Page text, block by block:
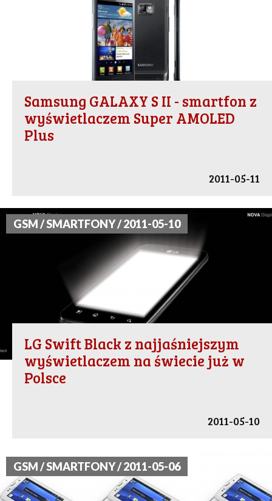
Samsung GALAXY S II - smartfon z
wyświetlaczem Super AMOLED
Plus
2011-05-11
GSM / SMARTFONY / 2011-05-10
LG Swift Black z najjaśniejszym
wyświetlaczem na świecie już w
Polsce
2011-05-10
GSM / SMARTFONY / 2011-05-06